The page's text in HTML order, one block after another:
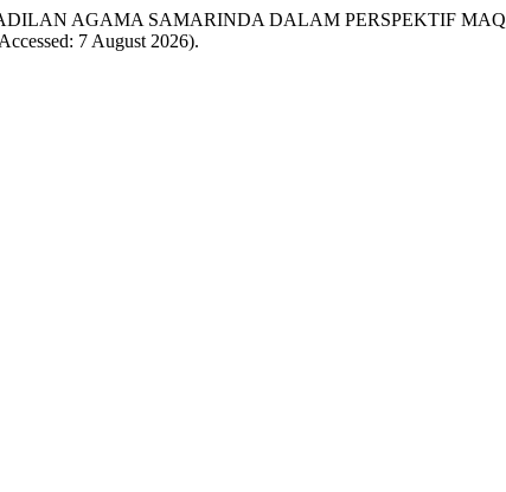
AGAMA SAMARINDA DALAM PERSPEKTIF
7 August 2026).